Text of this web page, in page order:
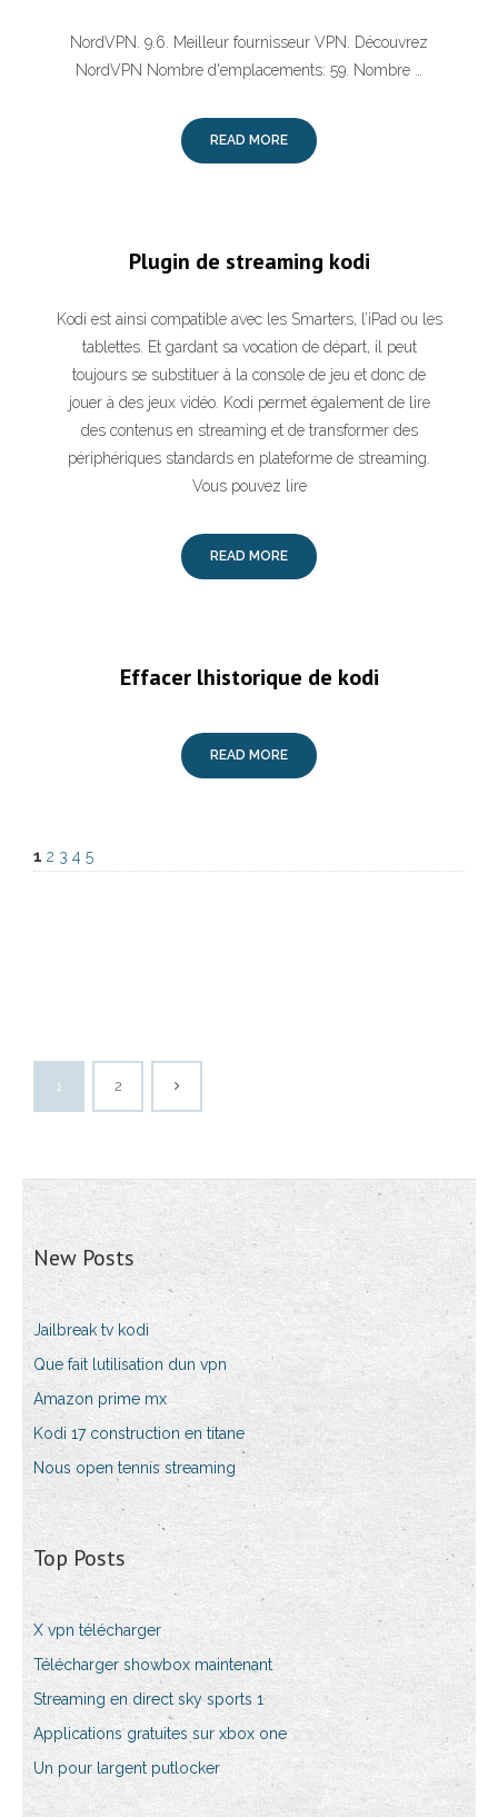
NordVPN. 9.6. Meilleur fournisseur VPN. Découvrez
NordVPN‍ Nombre d'emplacements: 59. Nombre …
READ MORE
Plugin de streaming kodi
Kodi est ainsi compatible avec les Smarters, l’iPad ou les
tablettes. Et gardant sa vocation de départ, il peut
toujours se substituer à la console de jeu et donc de
jouer à des jeux vidéo. Kodi permet également de lire
des contenus en streaming et de transformer des
périphériques standards en plateforme de streaming.
Vous pouvez lire
READ MORE
Effacer lhistorique de kodi
READ MORE
1 2 3 4 5
1 2
New Posts
Jailbreak tv kodi
Que fait lutilisation dun vpn
Amazon prime mx
Kodi 17 construction en titane
Nous open tennis streaming
Top Posts
X vpn télécharger
Télécharger showbox maintenant
Streaming en direct sky sports 1
Applications gratuites sur xbox one
Un pour largent putlocker